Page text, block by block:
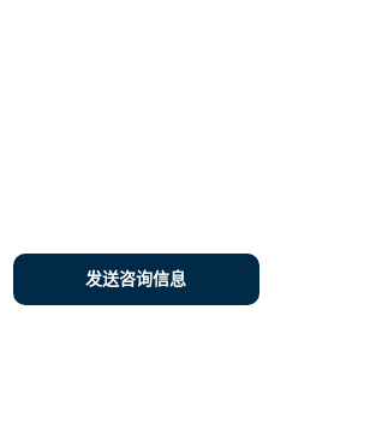
发送咨询信息